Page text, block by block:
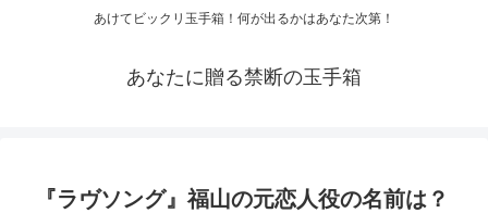
あけてビックリ玉手箱！何が出るかはあなた次第！
あなたに贈る禁断の玉手箱
『ラヴソング』福山の元恋人役の名前は？